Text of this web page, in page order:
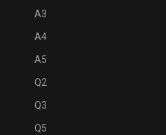
A3
A4
A5
Q2
Q3
Q5